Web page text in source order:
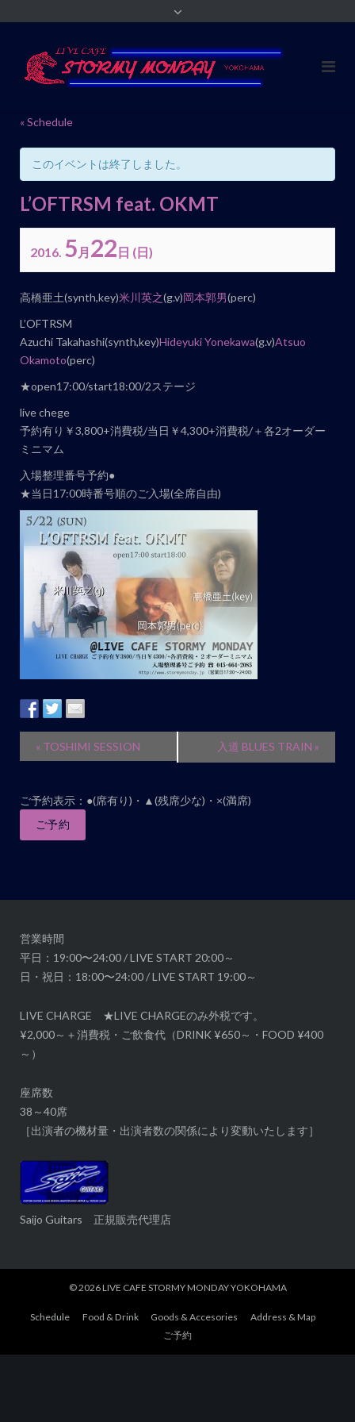
« Schedule
このイベントは終了しました。
L’OFTRSM feat. OKMT
2016. 5 月 22日 (日)
イ
ン
ト
ナ
ゲ
ー
ョ
ン
高橋亜土(synth,key)米川英之(g.v)岡本郭男(perc)
L’OFTRSM
Azuchi Takahashi(synth,key)Hideyuki Yonekawa(g.v)Atsuo
Okamoto(perc)
★open17:00/start18:00/2ステージ
live chege
予約有り￥3,800+消費税/当日￥4,300+消費税/＋各2オーダー
ミニマム
入場整理番号予約●
★当日17:00時番号順のご入場(全席自由)
ベ
ト
ョ
ン
« TOSHIMI SESSION 入道 BLUES TRAIN »
ご予約表示：●(席有り)・▲(残席少な)・×(満席)
ご予約
営業時間
平日：19:00〜24:00 / LIVE START 20:00～
日・祝日：18:00〜24:00 / LIVE START 19:00～
LIVE CHARGE ★LIVE CHARGEのみ外税です。
¥2,000～＋消費税・ご飲食代（DRINK ¥650～・FOOD ¥400
～）
座席数
38～40席
［出演者の機材量・出演者数の関係により変動いたします］
Saijo Guitars 正規販売代理店
© 2026LIVE CAFE STORMY MONDAY YOKOHAMA
Schedule Food & Drink Goods & Accesories
Address & Map
ご予約